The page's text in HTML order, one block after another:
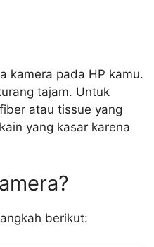
kamera pada HP kamu.
tajam. Untuk
atau tissue yang
yang kasar karena
berikut: